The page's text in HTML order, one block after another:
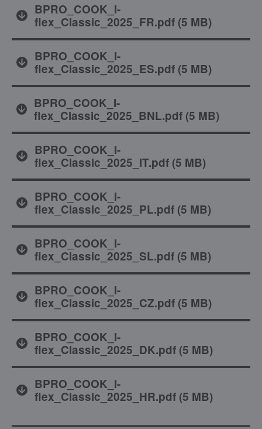
BPRO_COOK_I-
flex_Classic_2025_FR.pdf(5 MB)
BPRO_COOK_I-
flex_Classic_2025_ES.pdf(5 MB)
BPRO_COOK_I-
flex_Classic_2025_BNL.pdf (5 MB)
BPRO_COOK_I-
flex_Classic_2025_IT.pdf (5 MB)
BPRO_COOK_I-
flex_Classic_2025_PL.pdf(5 MB)
BPRO_COOK_I-
flex_Classic_2025_SL.pdf(5 MB)
BPRO_COOK_I-
flex_Classic_2025_CZ.pdf(5 MB)
BPRO_COOK_I-
flex_Classic_2025_DK.pdf(5 MB)
BPRO_COOK_I-
flex_Classic_2025_HR.pdf(5 MB)